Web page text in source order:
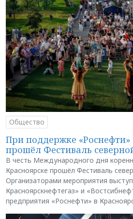
Общество
При поддержке «Роснефти»
прошёл Фестиваль
В честь Международного дня
Красноярске прошёл Фестиваль
Организаторами мероприятия
Красноярскнефтегаз» и
предприятия «Роснефти» в